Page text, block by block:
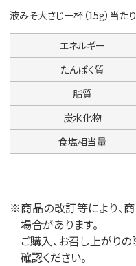
液みそ大さじ一杯（15g）当たり
エネルギー
たんぱく質
脂質
炭水化物
食塩相当量
※商品の改訂等により、
場合があります。
ご購入、お召し上がり
確認ください。